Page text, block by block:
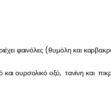
φαινόλες (θυμόλη και
και ουρσολικό οξύ, τανίνη και